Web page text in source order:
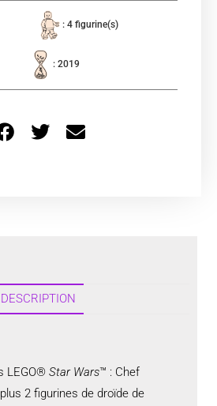
: 4 figurine(s)
: 2019
DESCRIPTION
LEGO® Star Wars™ : Chef
2 figurines de droïde de